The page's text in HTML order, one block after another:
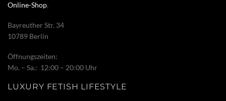
Online-Shop.
Bayreuther Str. 34
10789 Berlin
Öffnungszeiten:
Mo. – Sa.: 12:00 – 20:00 Uhr
LUXURY FETISH LIFESTYLE